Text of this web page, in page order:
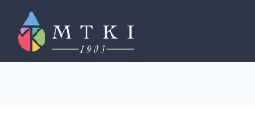
content